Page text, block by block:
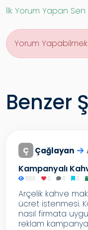
İlk Yorum Yapan Sen
Yorum
Benzer
Ç Çağlayan
Kampanyalı
1055 0 0 0
Arçelik kahve
ücret istenmesi.
nasıl firmata
reklam